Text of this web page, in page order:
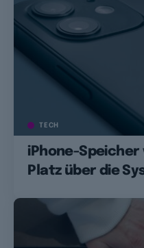
TECH
iPhone-Speicher
Platz über die